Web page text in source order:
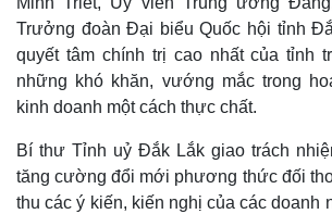
Trưởng đoàn Đại biểu Quốc hội tỉnh
quyết tâm chính trị cao nhất của tỉnh
những khó khăn, vướng mắc trong
kinh doanh một cách thực chất.
Bí thư Tỉnh uỷ Đắk Lắk giao trách
tăng cường đổi mới phương thức đối
thu các ý kiến, kiến nghị của các doanh